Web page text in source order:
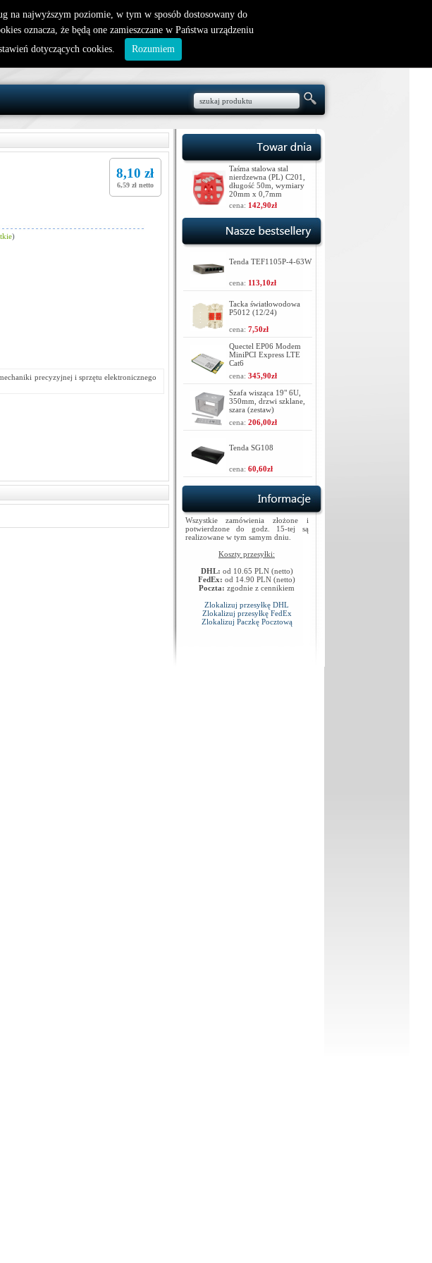
nowy klient
W koszyku jest 0 produktów(y)
8,10 zł
6,59 zł netto
)
precyzyjnej i sprzętu elektronicznego
Taśma stalowa stal
nierdzewna (PL) C201,
długość 50m, wymiary
20mm x 0,7mm
cena: 142,90zł
Tenda TEF1105P-4-63W
cena: 113,10zł
Tacka światłowodowa
P5012 (12/24)
cena: 7,50zł
Quectel EP06 Modem
MiniPCI Express LTE
Cat6
cena: 345,90zł
Szafa wisząca 19" 6U,
350mm, drzwi szklane,
szara (zestaw)
cena: 206,00zł
Tenda SG108
cena: 60,60zł
Wszystkie zamówienia złożone i
potwierdzone do godz. 15-tej są
realizowane w tym samym dniu.
Koszty przesyłki:
DHL: od 10.65 PLN (netto)
FedEx: od 14.90 PLN (netto)
Poczta: zgodnie z cennikiem
Zlokalizuj przesyłkę DHL
Zlokalizuj przesyłkę FedEx
Zlokalizuj Paczkę Pocztową
na najwyższym poziomie, w tym w sposób dostosowany do
oznacza, że będą one zamieszczane w Państwa urządzeniu
dotyczących cookies.
Rozumiem